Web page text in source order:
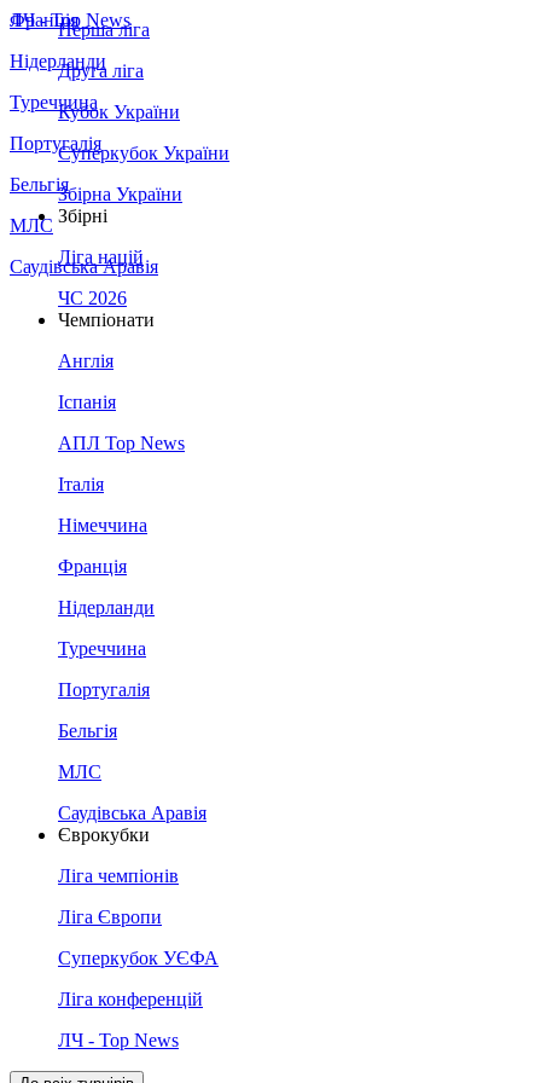
Франція
Нідерланди
Туреччина
Португалія
Бельгія
МЛС
Саудівська Аравія
ЛЧ - Top News
Перша ліга
Друга ліга
Кубок України
Суперкубок України
Збірна України
Збірні
Ліга націй
ЧС 2026
Чемпіонати
Англія
Іспанія
АПЛ Top News
Італія
Німеччина
Франція
Нідерланди
Туреччина
Португалія
Бельгія
МЛС
Саудівська Аравія
Єврокубки
Ліга чемпіонів
Ліга Європи
Суперкубок УЄФА
Ліга конференцій
ЛЧ - Top News